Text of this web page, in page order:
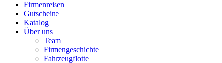
Firmenreisen
Gutscheine
Katalog
Über uns
Team
Firmengeschichte
Fahrzeugflotte